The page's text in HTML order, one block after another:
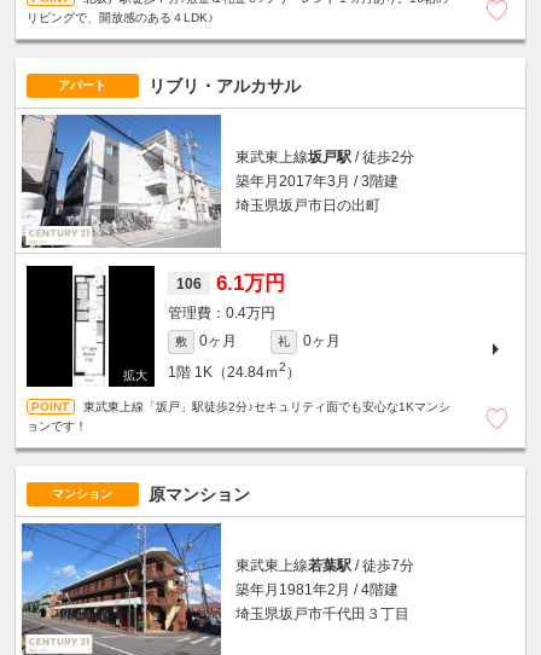
リビングで、開放感のある４LDK♪
アパート リブリ・アルカサル
東武東上線坂戸駅 / 徒歩2分
築年月2017年3月 / 3階建
埼玉県坂戸市日の出町
106 6.1万円
0.4万円
敷 0ヶ月 礼
0ヶ月
1階 1K（24.84ｍ2 ）
東武東上線「坂戸」駅徒歩2分♪セキュリティ面でも安心な1Kマンシ
ョンです！
マンション 原マンション
東武東上線若葉駅 / 徒歩7分
築年月1981年2月 / 4階建
埼玉県坂戸市千代田３丁目